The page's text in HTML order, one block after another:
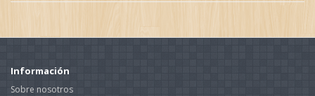
Información
Sobre nosotros